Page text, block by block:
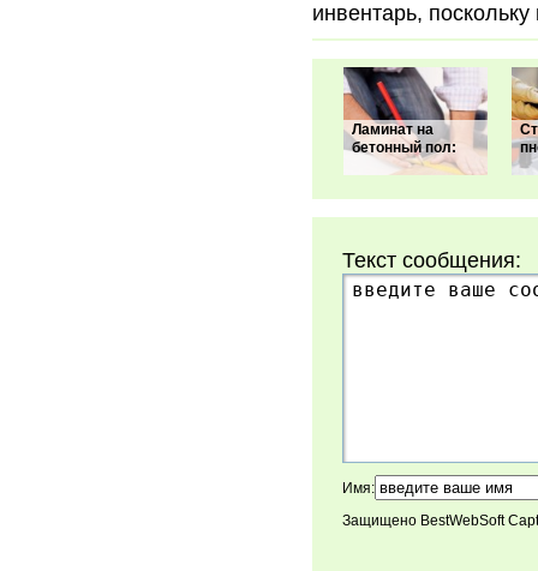
инвентарь,
Ламинат на
бетонный пол:
Текст сообщения:
Имя:
Защищено BestWebSoft